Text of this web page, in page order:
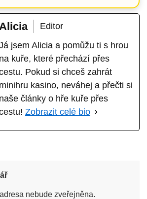
Alicia
Editor
jsem Alicia a pomůžu ti s hrou
na kuře, které přechází přes
Pokud si chceš zahrát
minihru kasino, neváhej a přečti si
naše články o hře kuře přes
Zobrazit celé bio
nebude zveřejněna.